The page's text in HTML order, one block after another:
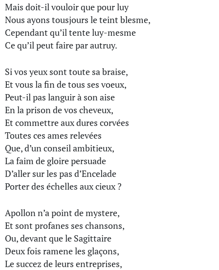
Mais doit-il vouloir que pour luy
Nous ayons tousjours le teint blesme,
Cependant qu’il tente luy-mesme
Ce qu’il peut faire par autruy.
Si vos yeux sont toute sa braise,
Et vous la fin de tous ses voeux,
Peut-il pas languir à son aise
En la prison de vos cheveux,
Et commettre aux dures corvées
Toutes ces ames relevées
Que, d’un conseil ambitieux,
La faim de gloire persuade
D’aller sur les pas d’Encelade
Porter des échelles aux cieux ?
Apollon n’a point de mystere,
Et sont profanes ses chansons,
Ou, devant que le Sagittaire
Deux fois ramene les glaçons,
Le succez de leurs entreprises,